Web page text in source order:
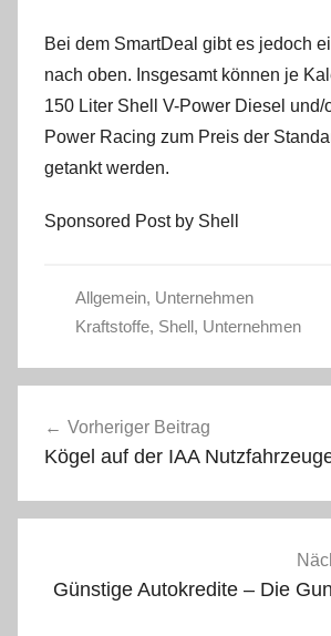
Bei dem SmartDeal gibt es jedoch
nach oben. Insgesamt können je
150 Liter Shell V-Power Diesel und/
Power Racing zum Preis der
getankt werden.
Sponsored Post by Shell
Allgemein, Unternehmen
Kraftstoffe, Shell, Unternehmen
Vorheriger Beitrag
Kögel auf der IAA
Günstige Autokredite – Die